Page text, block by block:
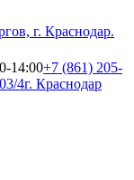
14:00+7 (861) 205-
4г. Краснодар